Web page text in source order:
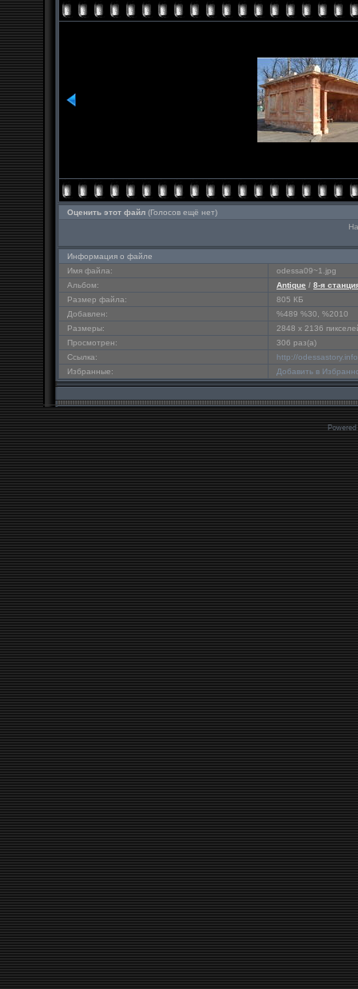
Оценить этот файл (Голосов ещё нет)
Информация о файле
Имя файла:
odessa09~1.jpg
Альбом:
Antique / 8-я
Размер файла:
805 КБ
Добавлен:
%489 %30, %2010
Размеры:
2848 x 2136
Просмотрен:
306 раз(а)
Ссылка:
http://
Избранные:
Добавить в